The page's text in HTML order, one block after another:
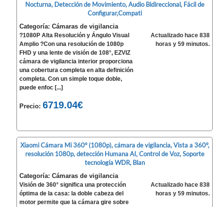
Nocturna, Detección de Movimiento, Audio Bidireccional, Fácil de
Configurar,Compati
Categoría: Cámaras de vigilancia
?1080P Alta Resolución y Ángulo Visual
Amplio ?Con una resolución de 1080p
FHD y una lente de visión de 108°, EZVIZ
cámara de vigilancia interior proporciona
una cobertura completa en alta definición
completa. Con un simple toque doble,
puede enfoc [...]
Precio:6719.04€
Actualizado hace 838
horas y 59 minutos.
Xiaomi Cámara Mi 360° (1080p), cámara de vigilancia, Vista a 360°,
resolución 1080p, detección Humana AI, Control de Voz, Soporte
tecnología WDR, Blan
Categoría: Cámaras de vigilancia
Visión de 360° significa una protección
óptima de la casa: la doble cabeza del
motor permite que la cámara gire sobre
Actualizado hace 838
horas y 59 minutos.